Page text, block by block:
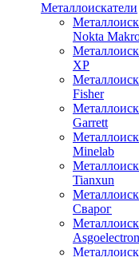
Металлоискатели
Nokta
XP
Fisher
Garrett
Minelab
Tianxun
Сварог